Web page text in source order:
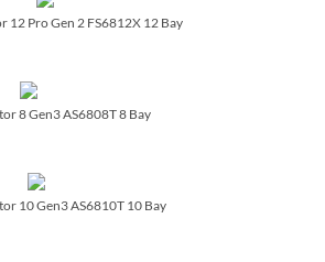
12 Pro Gen 2 FS6812X 12 Bay
8 Gen3 AS6808T 8 Bay
10 Gen3 AS6810T 10 Bay